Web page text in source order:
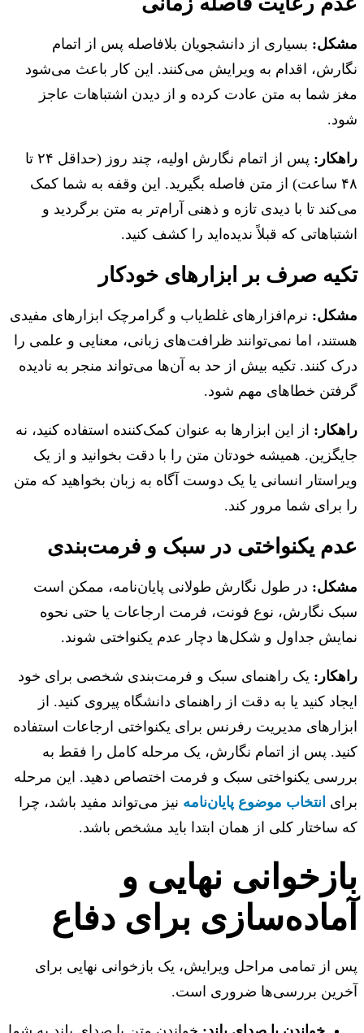
بسیاری از دانشجویان بلافاصله پس از اتمام
اقدام به ویرایش می‌کنند. این کار باعث می‌شود
شما به متن عادت کرده و از دیدن اشتباهات عاجز
پس از اتمام نگارش اولیه، چند روز (حداقل ۲۴ تا
۴۸ ساعت) از متن فاصله بگیرید. این وقفه به شما کمک
تا با دیدی تازه و ذهنی آرام‌تر به متن برگردید و
که قبلاً ندیده‌اید را کشف کنید.
صرف بر ابزارهای خودکار
نرم‌افزارهای غلط‌یاب و گرامرچک ابزارهای مفیدی
اما نمی‌توانند ظرافت‌های زبانی، معنایی و علمی را
کنند. تکیه بیش از حد به آن‌ها می‌تواند منجر به نادیده
خطاهای مهم شود.
از این ابزارها به عنوان کمک‌کننده استفاده کنید، نه
همیشه خودتان متن را با دقت بخوانید و از یک
انسانی یا یک دوست آگاه به زبان بخواهید که متن
برای شما مرور کند.
یکنواختی در سبک و فرمت‌بندی
در طول نگارش طولانی پایان‌نامه، ممکن است
نگارش، نوع فونت، فرمت ارجاعات یا حتی نحوه
جداول و شکل‌ها دچار عدم یکنواختی شوند.
یک راهنمای سبک و فرمت‌بندی شخصی برای خود
کنید یا به دقت از راهنمای دانشگاه پیروی کنید. از
مدیریت رفرنس برای یکنواختی ارجاعات استفاده
پس از اتمام نگارش، یک مرحله کامل را فقط به
یکنواختی سبک و فرمت اختصاص دهید. این مرحله
انتخاب موضوع پایان‌نامهنیز می‌تواند مفید باشد، چرا
ساختار کلی از همان ابتدا باید مشخص باشد.
نهایی و
برای دفاع
از تمامی مراحل ویرایش، یک بازخوانی نهایی برای
بررسی‌ها ضروری است.